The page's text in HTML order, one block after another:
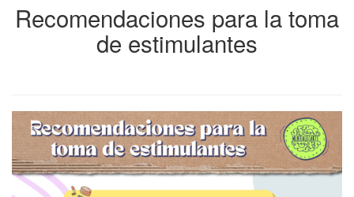
Ejercicio y Salud Mental
Apego
Salud mental en
adultos jóvenes
Recomendaciones para la toma
de estimulantes